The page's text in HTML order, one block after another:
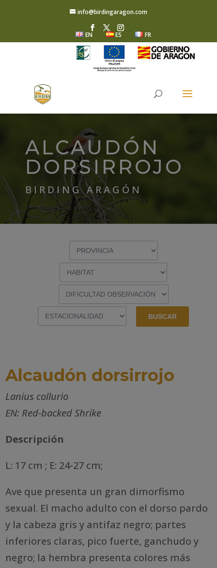
info@birdingaragon.com
EN ES FR
ALCAUDÓN
DORSIRROJO
BIRDING ARAGÓN
Alcaudón dorsirrojo
Lanius collurio
EN: Red-backed Shrike
Descripción
L: 17 cm ; E: 24-27 cm;
Ave que presenta un gran dimorfismo
sexual. El macho adulto con el dorso pardo
y la cabeza gris y antifaz negro; partes
inferiores claras, pico fuerte, ganchudo y
negro; la hembra presenta colores más